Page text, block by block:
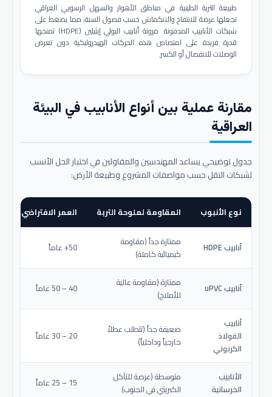
طبيعة التربة الطينية في مناطق الأهوار والسهل الرسوبي العراقي
تجعلها عرضة للانتفاخ والانكماش حسب فصول السنة، مما يضغط على
شبكات الأنابيب المدفونة. مرونة أنابيب البولي إيثيلين (HDPE) تمنحها
قدرة فريدة على امتصاص هذه الحركات الهيدروليكية دون تعرض
الوصلات للانفصال أو الكسر.
مقارنة عملية بين أنواع الأنابيب في البيئة
العراقية
جدول توضيحي يساعد المهندسين والمقاولين في اختيار الحل الأنسب
لشبكات النقل حسب مواصفات المشروع وطبيعة الأرض:
نوع الأنبوب المقاومة لملوحة التربة العمر الافتراضي
أنابيب HDPE
ممتازة جداً (مقاومة
كيميائية كاملة)
50+ عاماً
أنابيب uPVC
ممتازة (مقاومة عالية
للأملاح)
40 – 50 عاماً
أنابيب
الفولاذ
الكربوني
ضعيفة جداً (تتطلب عطلاً
خارجياً وداخلياً)
20 – 30 عاماً
الأنابيب
الخرسانية
متوسطة (عرضة للتآكل
الكبريتي في الجنوب)
15 – 25 عاماً